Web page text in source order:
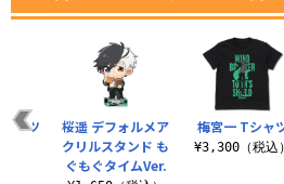
梅宮一 Tシャ
¥3,300（税込）
ャツ
桜遥 デフォルメア
クリルスタンド も
ぐもぐタイムVer.